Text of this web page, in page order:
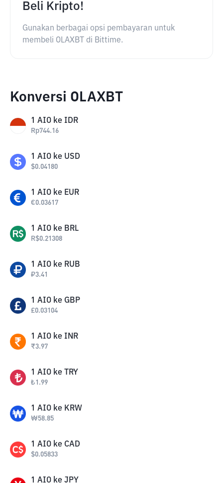
Beli Kripto!
Gunakan berbagai opsi pembayaran untuk
membeli OLAXBT di Bittime.
Konversi OLAXBT
1 AIO ke IDR
Rp744.16
1 AIO ke USD
$0.04180
1 AIO ke EUR
€0.03617
1 AIO ke BRL
R$0.21308
1 AIO ke RUB
₽3.41
1 AIO ke GBP
£0.03104
1 AIO ke INR
₹3.97
1 AIO ke TRY
₺1.99
1 AIO ke KRW
₩58.85
1 AIO ke CAD
$0.05833
1 AIO ke JPY